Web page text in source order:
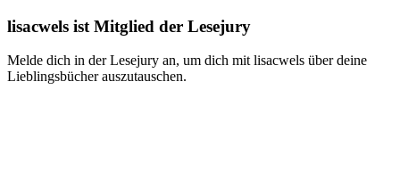
lisacwels ist Mitglied der Lesejury
Melde dich in der Lesejury an, um dich mit lisacwels über deine
Lieblingsbücher auszutauschen.